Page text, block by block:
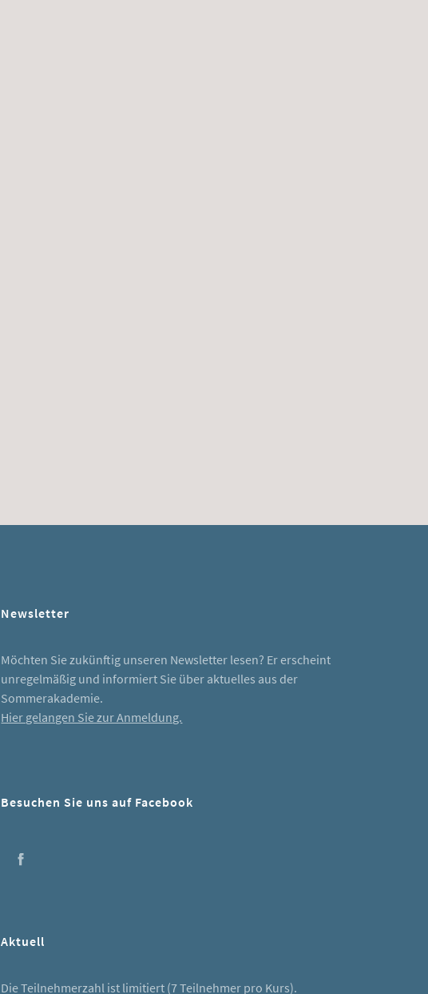
Newsletter
Möchten Sie zukünftig unseren Newsletter lesen? Er erscheint
unregelmäßig und informiert Sie über aktuelles aus der
Sommerakademie.
Hier gelangen Sie zur Anmeldung.
Besuchen Sie uns auf Facebook
Aktuell
Die Teilnehmerzahl ist limitiert (7 Teilnehmer pro Kurs).